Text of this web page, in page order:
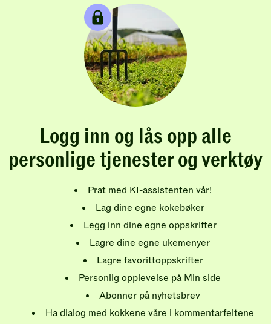
Logg inn og lås opp alle
personlige tjenester og verktøy
Prat med KI-assistenten vår!
Lag dine egne kokebøker
Legg inn dine egne oppskrifter
Lagre dine egne ukemenyer
Lagre favorittoppskrifter
Personlig opplevelse på Min side
Abonner på nyhetsbrev
Ha dialog med kokkene våre i kommentarfeltene